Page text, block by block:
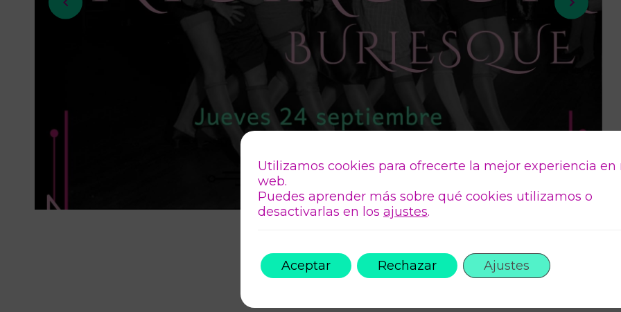
Utilizamos cookies para ofrecerte la mejor experiencia en
web.
Puedes aprender más sobre qué cookies utilizamos o
desactivarlas en los ajustes.
Aceptar Rechazar Ajustes